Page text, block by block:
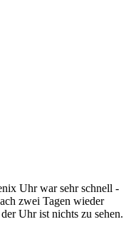
Uhr war sehr schnell -
zwei Tagen wieder
Uhr ist nichts zu sehen.